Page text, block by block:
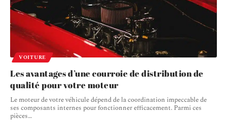
VOITURE
Les avantages d’une courroie de distribution de
qualité pour votre moteur
Le moteur de votre véhicule dépend de la coordination impeccable de
ses composants internes pour fonctionner efficacement. Parmi ces
pièces…